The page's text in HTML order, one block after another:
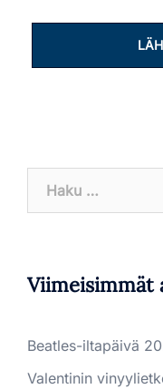
Beatles-iltapäivä
Valentinin